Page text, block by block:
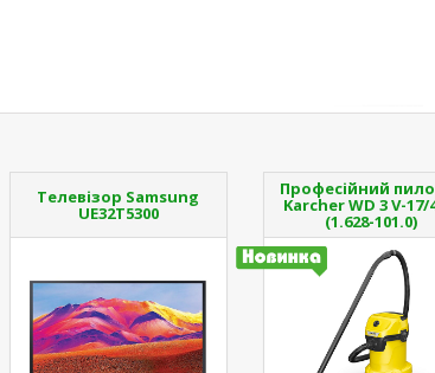
Телевізор Samsung
UE32T5300
Професійний
Karcher WD 3 V-17/
(1.628-101.0)